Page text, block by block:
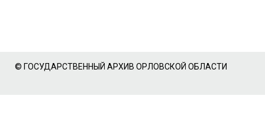
© ГОСУДАРСТВЕННЫЙ АРХИВ ОРЛОВСКОЙ ОБЛАСТИ